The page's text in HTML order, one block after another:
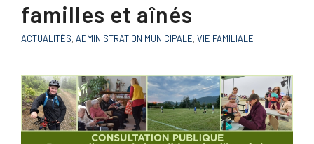
familles et aînés
ACTUALITÉS, ADMINISTRATION MUNICIPALE, VIE FAMILIALE